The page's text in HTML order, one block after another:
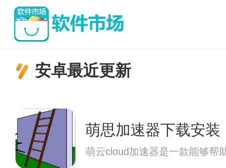
安卓最近更新
萌思加速器下载安装
萌云cloud加速器是一款能够帮